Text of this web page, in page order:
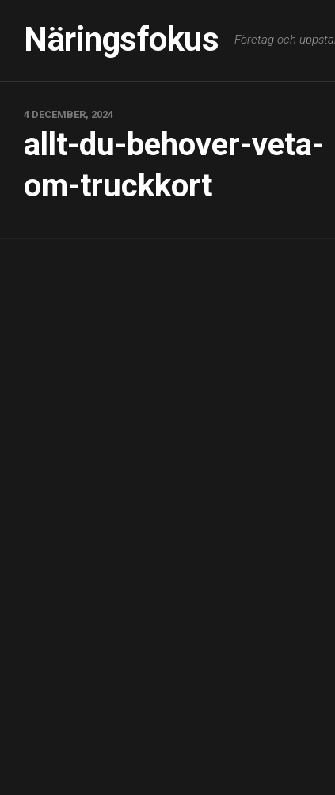
contentNäringsfokus Företag och
4 DECEMBER, 2024
allt-du-behover-veta-
om-truckkort